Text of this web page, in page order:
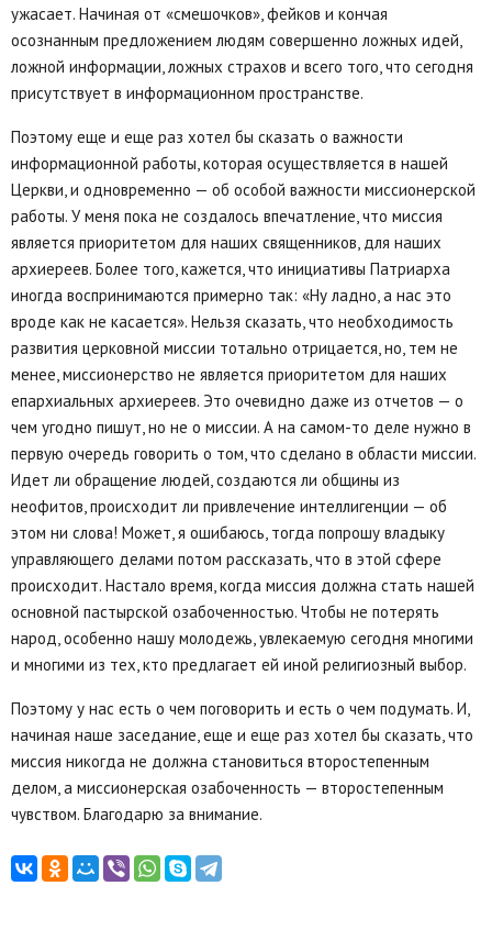
ужасает. Начиная от «смешочков», фейков и кончая
осознанным предложением людям совершенно ложных идей,
ложной информации, ложных страхов и всего того, что сегодня
присутствует в информационном пространстве.
Поэтому еще и еще раз хотел бы сказать о важности
информационной работы, которая осуществляется в нашей
Церкви, и одновременно — об особой важности миссионерской
работы. У меня пока не создалось впечатление, что миссия
является приоритетом для наших священников, для наших
архиереев. Более того, кажется, что инициативы Патриарха
иногда воспринимаются примерно так: «Ну ладно, а нас это
вроде как не касается». Нельзя сказать, что необходимость
развития церковной миссии тотально отрицается, но, тем не
менее, миссионерство не является приоритетом для наших
епархиальных архиереев. Это очевидно даже из отчетов — о
чем угодно пишут, но не о миссии. А на самом-то деле нужно в
первую очередь говорить о том, что сделано в области миссии.
Идет ли обращение людей, создаются ли общины из
неофитов, происходит ли привлечение интеллигенции — об
этом ни слова! Может, я ошибаюсь, тогда попрошу владыку
управляющего делами потом рассказать, что в этой сфере
происходит. Настало время, когда миссия должна стать нашей
основной пастырской озабоченностью. Чтобы не потерять
народ, особенно нашу молодежь, увлекаемую сегодня многими
и многими из тех, кто предлагает ей иной религиозный выбор.
Поэтому у нас есть о чем поговорить и есть о чем подумать. И,
начиная наше заседание, еще и еще раз хотел бы сказать, что
миссия никогда не должна становиться второстепенным
делом, а миссионерская озабоченность — второстепенным
чувством. Благодарю за внимание.